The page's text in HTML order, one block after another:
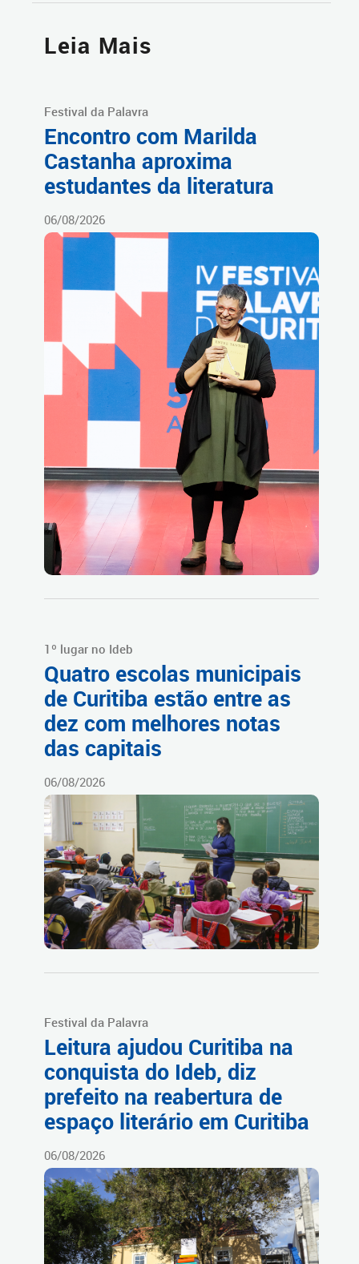
Leia Mais
Festival da Palavra
Encontro com Marilda
Castanha aproxima
estudantes da literatura
06/08/2026
1º lugar no Ideb
Quatro escolas municipais
de Curitiba estão entre as
dez com melhores notas
das capitais
06/08/2026
Festival da Palavra
Leitura ajudou Curitiba na
conquista do Ideb, diz
prefeito na reabertura de
espaço literário em Curitiba
06/08/2026